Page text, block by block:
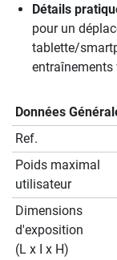
Détails
pour un
tablette/
Données
Ref.
Poids maximal
utilisateur
Dimensions
d'exposition
(L x I x H)